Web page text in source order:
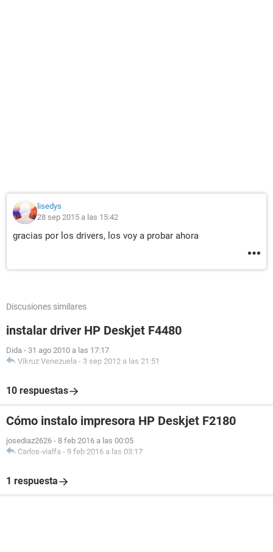
lisedys
28 sep 2015 a las 15:42
gracias por los drivers, los voy a probar ahora
Discusiones similares
instalar driver HP Deskjet F4480
Dida - 31 ago 2010 a las 17:17
Vikruz Venezuela - 3 sep 2012 a las 21:51
10 respuestas
Cómo instalo impresora HP Deskjet F2180
josediaz2626 - 8 feb 2016 a las 00:05
Carlos-vialfa - 9 feb 2016 a las 03:17
1 respuesta